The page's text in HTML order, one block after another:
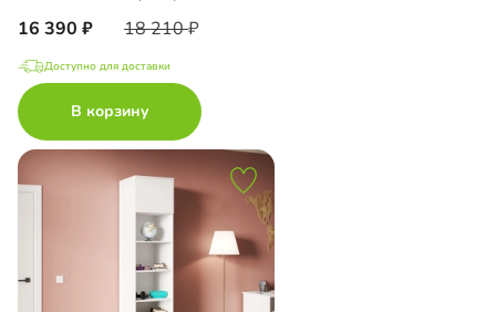
16 390 18 210
Доступно для доставки
В корзину